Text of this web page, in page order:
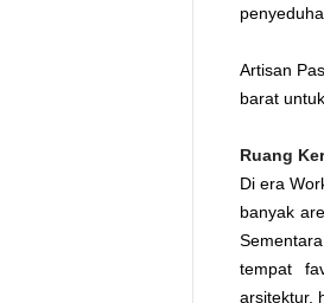
Artisan
barat
Ruang
Di era
banyak
tempat
arsitektur,